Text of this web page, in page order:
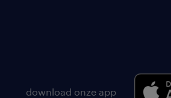
download onze app